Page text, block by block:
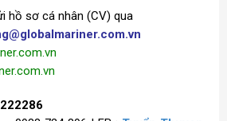
hồ sơ cá nhân (CV) qua